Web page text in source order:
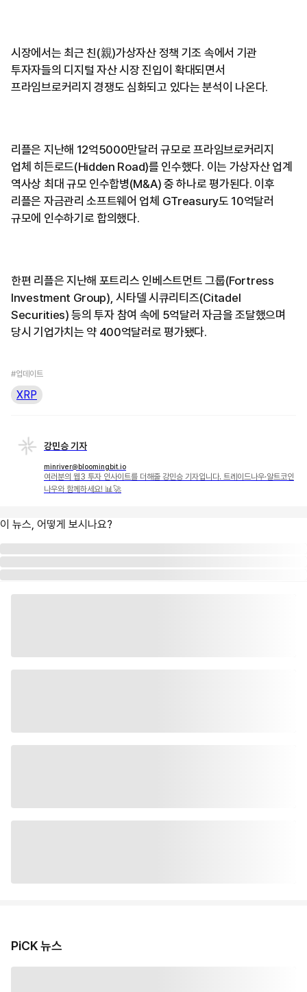
시장에서는 최근 친(親)가상자산 정책 기조 속에서 기관
투자자들의 디지털 자산 시장 진입이 확대되면서
프라임브로커리지 경쟁도 심화되고 있다는 분석이 나온다.
리플은 지난해 12억5000만달러 규모로 프라임브로커리지
업체 히든로드(Hidden Road)를 인수했다. 이는 가상자산 업계
역사상 최대 규모 인수합병(M&A) 중 하나로 평가된다. 이후
리플은 자금관리 소프트웨어 업체 GTreasury도 10억달러
규모에 인수하기로 합의했다.
한편 리플은 지난해 포트리스 인베스트먼트 그룹(Fortress
Investment Group), 시타델 시큐리티즈(Citadel
Securities) 등의 투자 참여 속에 5억달러 자금을 조달했으며
당시 기업가치는 약 400억달러로 평가됐다.
#업데이트
XRP
강민승 기자
minriver@bloomingbit.io
여러분의 웹3 투자 인사이트를 더해줄 강민승 기자입니다. 트레이드나우·알트코인
나우와 함께하세요! 📊🚀
이 뉴스, 어떻게 보시나요?
PiCK 뉴스